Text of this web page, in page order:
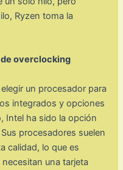
Ryzen toma la
overclocking
un procesador para
integrados y opciones
Intel ha sido la opción
procesadores suelen
calidad, lo que es
una tarjeta